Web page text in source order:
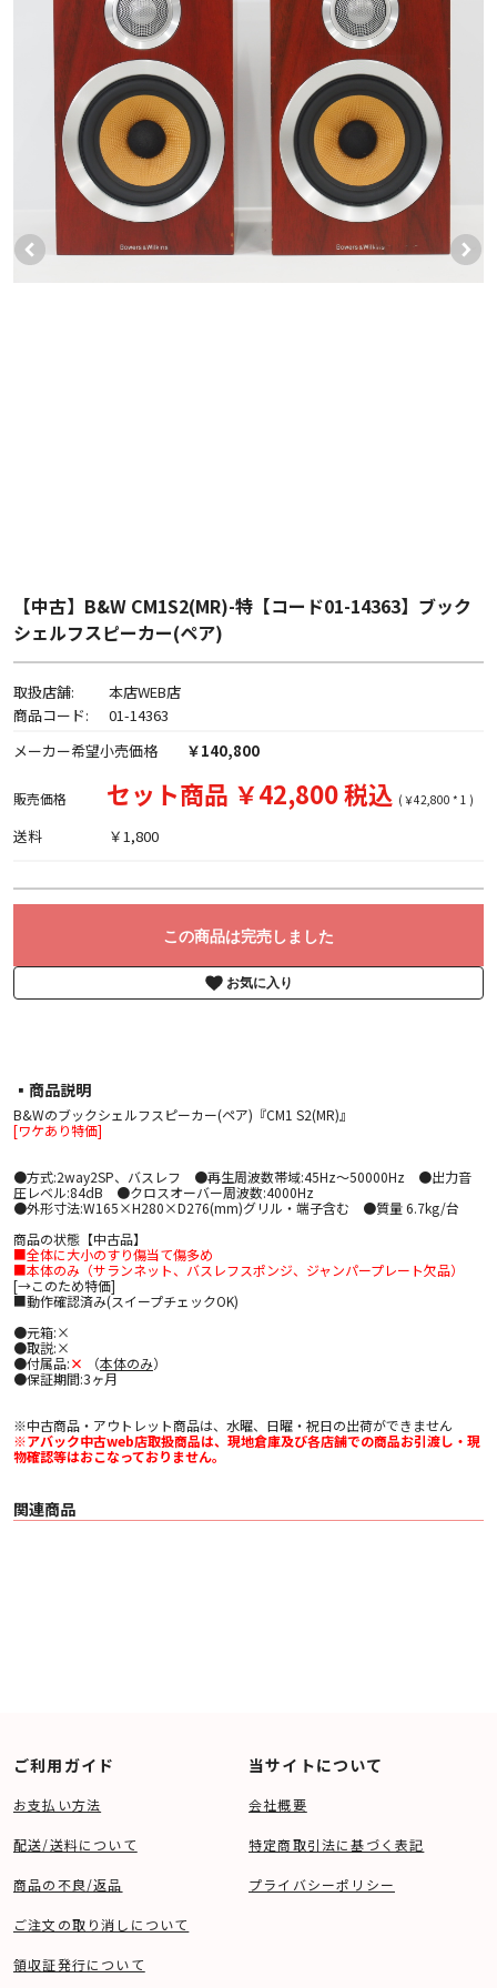
【中古】B&W CM1S2(MR)-特【コード01-14363】ブック
シェルフスピーカー(ペア)
取扱店舗:
本店WEB店
商品コード:
01-14363
メーカー希望小売価格
￥140,800
販売価格 セット商品 ￥42,800 税込 (￥42,800 * 1 )
送料 ￥1,800
この商品は完売しました
お気に入り
▪︎商品説明
B&Wのブックシェルフスピーカー(ペア)『CM1 S2(MR)』
[ワケあり特価]
●方式:2way2SP、バスレフ ●再生周波数帯域:45Hz～50000Hz ●出力音
圧レベル:84dB ●クロスオーバー周波数:4000Hz
●外形寸法:W165×H280×D276(mm)グリル・端子含む ●質量 6.7kg/台
商品の状態【中古品】
■全体に大小のすり傷当て傷多め
■本体のみ（サランネット、バスレフスポンジ、ジャンパープレート欠品）
[→このため特価]
■動作確認済み(スイープチェックOK)
●元箱:×
●取説:×
●付属品:× （本体のみ）
●保証期間:3ヶ月
※中古商品・アウトレット商品は、水曜、日曜・祝日の出荷ができません
※アバック中古web店取扱商品は、現地倉庫及び各店舗での商品お引渡し・現
物確認等はおこなっておりません。
関連商品
ご利用ガイド
お支払い方法
配送/送料について
商品の不良/返品
ご注文の取り消しについて
領収証発行について
当サイトについて
会社概要
特定商取引法に基づく表記
プライバシーポリシー